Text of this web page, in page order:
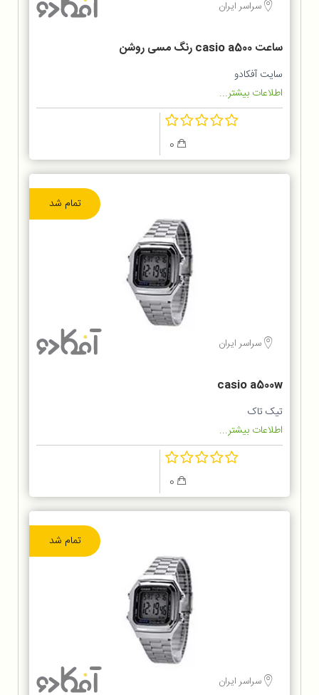
سراسر ایران
ساعت casio a500 رنگ مسی روشن
سایت آفکادو
اطلاعات بیشتر...
تمام شد
سراسر ایران
casio a500w
تیک تاک
اطلاعات بیشتر...
تمام شد
سراسر ایران